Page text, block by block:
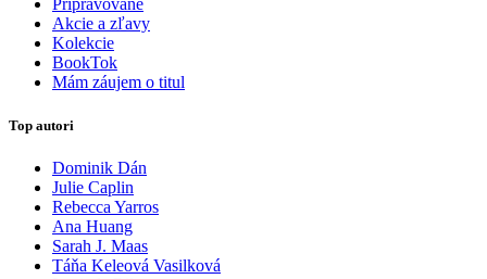
Pripravované
Akcie a zľavy
Kolekcie
BookTok
Mám záujem o titul
Top autori
Dominik Dán
Julie Caplin
Rebecca Yarros
Ana Huang
Sarah J. Maas
Táňa Keleová Vasilková